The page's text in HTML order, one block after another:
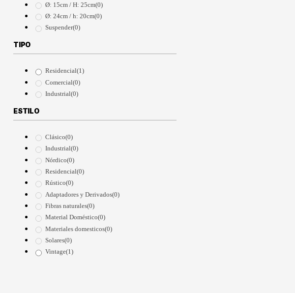
Ø: 15cm / H: 25cm(0)
Ø: 24cm / h: 20cm(0)
Suspender(0)
TIPO
Residencial(1)
Comercial(0)
Industrial(0)
ESTILO
Clásico(0)
Industrial(0)
Nórdico(0)
Residencial(0)
Rústico(0)
Adaptadores y Derivados(0)
Fibras naturales(0)
Material Doméstico(0)
Materiales domesticos(0)
Solares(0)
Vintage(1)